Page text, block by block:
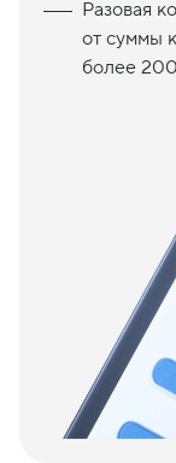
Разовая
от суммы
более